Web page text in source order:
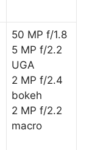
50 MP f/1.8
5 MP f/2.2
UGA
2 MP f/2.4
bokeh
2 MP f/2.2
macro